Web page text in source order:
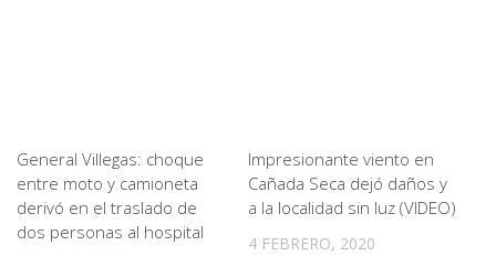
General Villegas: choque
entre moto y camioneta
derivó en el traslado de
dos personas al hospital
Impresionante viento en
Cañada Seca dejó daños y
a la localidad sin luz (VIDEO)
4 FEBRERO, 2020